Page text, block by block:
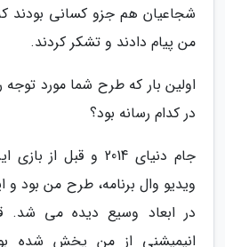
شجاعیان هم جزو کسانی بودند
من پیام دادند و تشکر کردند.
اولین بار که طرح شما مورد
در کدام رسانه بود؟
جام دنیای 2014 و قبل
ویدیو وال برنامه، طرح من بود و
در ابعاد وسیع دیده می شد.
انیمیشنی از من پخش شده